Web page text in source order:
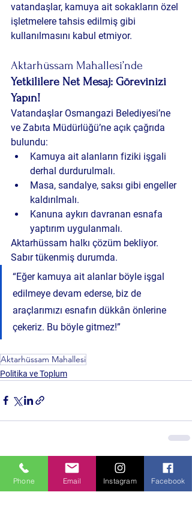
vatandaşlar, kamuya ait sokakların özel
işletmelere tahsis edilmiş gibi
kullanılmasını kabul etmiyor.
Aktarhüssam Mahallesi’nde
Yetkililere Net Mesaj: Görevinizi
Yapın!
Vatandaşlar Osmangazi Belediyesi’ne
ve Zabıta Müdürlüğü’ne açık çağrıda
bulundu:
Kamuya ait alanların fiziki işgali
derhal durdurulmalı.
Masa, sandalye, saksı gibi engeller
kaldırılmalı.
Kanuna aykırı davranan esnafa
yaptırım uygulanmalı.
Aktarhüssam halkı çözüm bekliyor.
Sabır tükenmiş durumda.
“Eğer kamuya ait alanlar böyle işgal
edilmeye devam ederse, biz de
araçlarımızı esnafın dükkân önlerine
çekeriz. Bu böyle gitmez!”
Aktarhüssam Mahallesi
Politika ve Toplum
Son Yazılar Hepsini Gör
Phone Email Instagram Facebook